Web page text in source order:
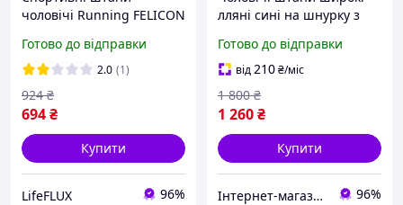
чоловічі Running FELICON
Готово до відправки
2.0 (1)
694₴
924 ₴
Купити
LifeFLUX 96%
лляні сині на шнурку з
Готово до відправки
від210₴/міс
1 260₴
1 800 ₴
Купити
Інтернет-магазин Kerala.com.ua 96%